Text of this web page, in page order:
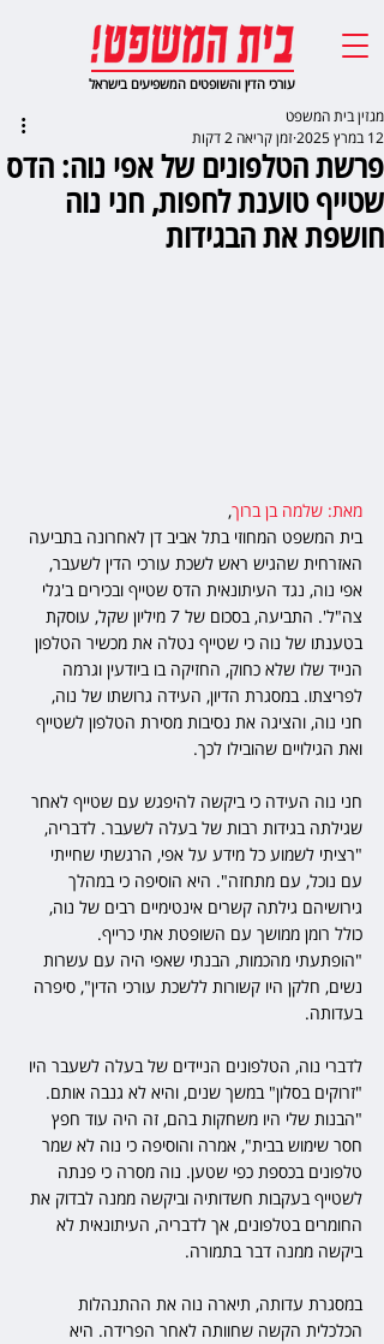
עורכי הדין והשופטים המשפיעים בישראל
פרשת הטלפונים של אפי נוה: הדס
שטייף טוענת לחפות, חני נוה
חושפת את הבגידות
מגזין בית המשפט
12 במרץ 2025
זמן קריאה 2 דקות
מאת: שלמה בן ברוך,
בית המשפט המחוזי בתל אביב דן לאחרונה בתביעה
האזרחית שהגיש ראש לשכת עורכי הדין לשעבר,
אפי נוה, נגד העיתונאית הדס שטייף ובכירים ב'גלי
צה"ל'. התביעה, בסכום של 7 מיליון שקל, עוסקת
בטענתו של נוה כי שטייף נטלה את מכשיר הטלפון
הנייד שלו שלא כחוק, החזיקה בו ביודעין וגרמה
לפריצתו. במסגרת הדיון, העידה גרושתו של נוה,
חני נוה, והציגה את נסיבות מסירת הטלפון לשטייף
ואת הגילויים שהובילו לכך.
חני נוה העידה כי ביקשה להיפגש עם שטייף לאחר
שגילתה בגידות רבות של בעלה לשעבר. לדבריה,
"רציתי לשמוע כל מידע על אפי, הרגשתי שחייתי
עם נוכל, עם מתחזה". היא הוסיפה כי במהלך
גירושיהם גילתה קשרים אינטימיים רבים של נוה,
כולל רומן ממושך עם השופטת אתי כרייף.
"הופתעתי מהכמות, הבנתי שאפי היה עם עשרות
נשים, חלקן היו קשורות ללשכת עורכי הדין", סיפרה
בעדותה.
לדברי נוה, הטלפונים הניידים של בעלה לשעבר היו
"זרוקים בסלון" במשך שנים, והיא לא גנבה אותם.
"הבנות שלי היו משחקות בהם, זה היה עוד חפץ
חסר שימוש בבית", אמרה והוסיפה כי נוה לא שמר
טלפונים בכספת כפי שטען. נוה מסרה כי פנתה
לשטייף בעקבות חשדותיה וביקשה ממנה לבדוק את
החומרים בטלפונים, אך לדבריה, העיתונאית לא
ביקשה ממנה דבר בתמורה.
במסגרת עדותה, תיארה נוה את ההתנהלות
הכלכלית הקשה שחוותה לאחר הפרידה. היא